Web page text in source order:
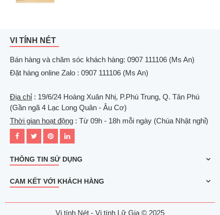
VI TÍNH NÉT
Bán hàng và chăm sóc khách hàng: 0907 111106 (Ms An)
Đặt hàng online Zalo : 0907 111106 (Ms An)
Địa chỉ: 19/6/24 Hoàng Xuân Nhị, P.Phú Trung, Q. Tân Phú
(Gần ngã 4 Lạc Long Quân - Âu Cơ)
Thời gian hoạt động : Từ 09h - 18h mỗi ngày (Chúa Nhật nghỉ)
THÔNG TIN SỬ DỤNG
CAM KẾT VỚI KHÁCH HÀNG
Vi tính Nét - Vi tính Lữ Gia © 2025